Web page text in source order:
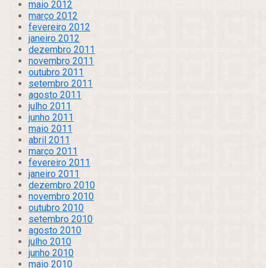
maio 2012
março 2012
fevereiro 2012
janeiro 2012
dezembro 2011
novembro 2011
outubro 2011
setembro 2011
agosto 2011
julho 2011
junho 2011
maio 2011
abril 2011
março 2011
fevereiro 2011
janeiro 2011
dezembro 2010
novembro 2010
outubro 2010
setembro 2010
agosto 2010
julho 2010
junho 2010
maio 2010